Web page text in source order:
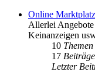
Online Marktplatz
Allerlei
Keinanzeigen
10 Themen
17 Beiträge
Letzter